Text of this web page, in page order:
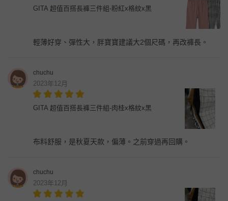
GITA 超值百搭長褲三件組-粉紅x格紋x黑
輕薄好穿、彈性大，胖寶寶建議大2個尺碼，再改褲長。
chuchu
2023年12月
GITA 超值百搭長褲三件組-肉桂x格紋x黑
布料舒服，是秋夏天款，偏薄。之前穿過再回購。
chuchu
2023年12月